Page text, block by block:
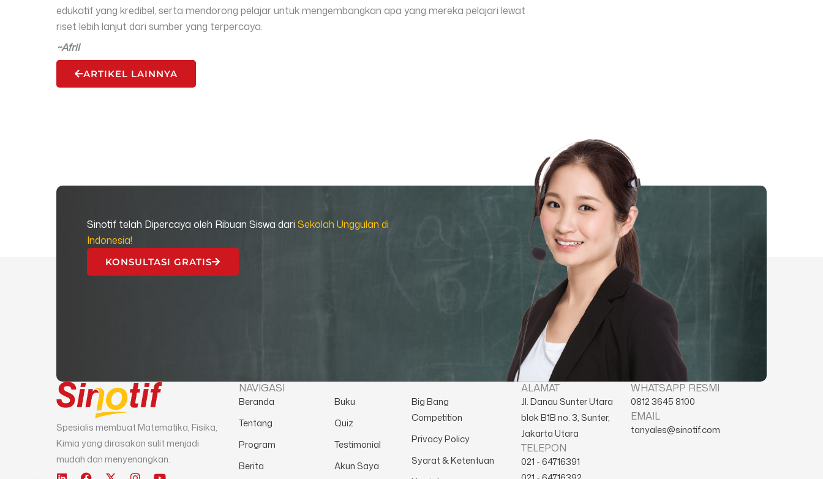
edukatif yang kredibel, serta mendorong pelajar untuk mengembangkan apa yang mereka pelajari lewat
riset lebih lanjut dari sumber yang terpercaya.
~Afril
ARTIKEL LAINNYA
Sinotif telah Dipercaya oleh Ribuan Siswa dari Sekolah Unggulan di
Indonesia!
KONSULTASI GRATIS
Spesialis membuat Matematika, Fisika,
Kimia yang dirasakan sulit menjadi
mudah dan menyenangkan.
NAVIGASI
Beranda
Tentang
Program
Berita
Buku
Quiz
Testimonial
Akun Saya
Big Bang
Competition
Privacy Policy
Syarat & Ketentuan
ALAMAT
Jl. Danau Sunter Utara
blok B1B no. 3, Sunter,
Jakarta Utara
TELEPON
021 - 64716391
WHATSAPP RESMI
0812 3645 8100
EMAIL
tanyales@sinotif.com